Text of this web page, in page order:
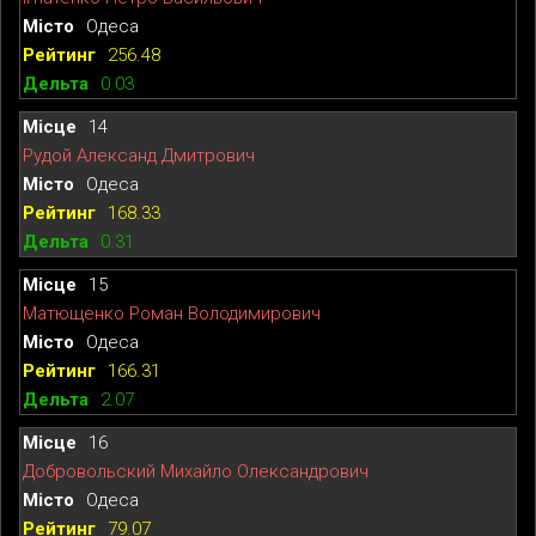
Одеса
256.48
0.03
14
Рудой Александ Дмитрович
Одеса
168.33
0.31
15
Матющенко Роман Володимирович
Одеса
166.31
2.07
16
Добровольский Михайло Олександрович
Одеса
79.07